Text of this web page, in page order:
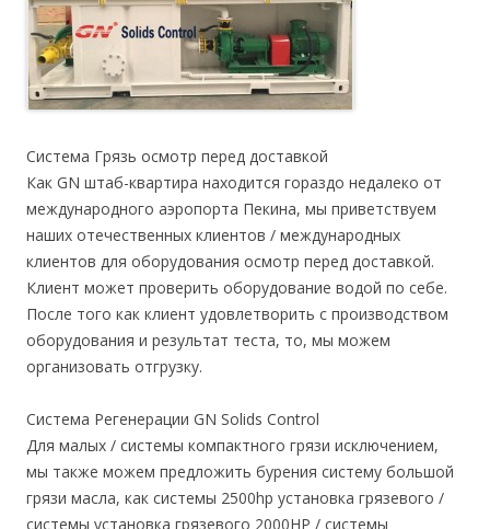
Система Грязь осмотр перед доставкой
Как GN штаб-квартира находится гораздо недалеко от
международного аэропорта Пекина, мы приветствуем
наших отечественных клиентов / международных
клиентов для оборудования осмотр перед доставкой.
Клиент может проверить оборудование водой по себе.
После того как клиент удовлетворить с производством
оборудования и результат теста, то, мы можем
организовать отгрузку.
Система Регенерации GN Solids Control
Для малых / системы компактного грязи исключением,
мы также можем предложить бурения систему большой
грязи масла, как системы 2500hp установка грязевого /
системы установка грязевого 2000HP / системы